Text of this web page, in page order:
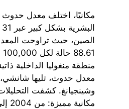
مكانيًا، اختلف معدل
منطقة منغوليا الداخلية
معدل حدوث، تليها شانشي،
وشينجيانغ. كشفت